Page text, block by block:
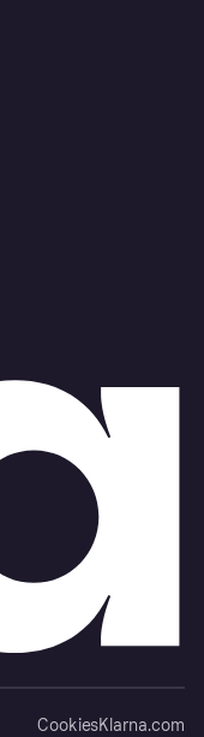
CookiesKlarna.com